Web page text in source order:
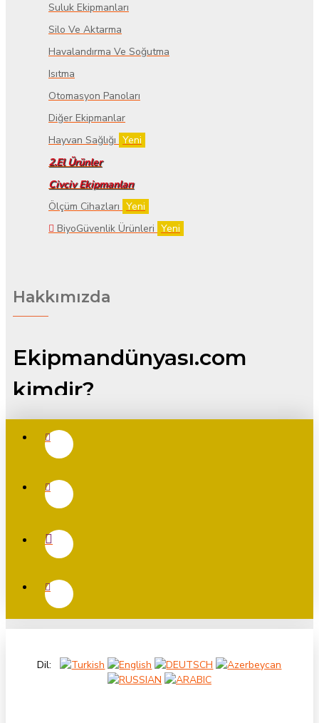
Suluk Ekipmanları
Silo Ve Aktarma
Havalandırma Ve Soğutma
Isıtma
Otomasyon Panoları
Diğer Ekipmanlar
Hayvan Sağlığı Yeni
2.El Ürünler
Civciv Ekipmanları
Ölçüm Cihazları Yeni
BiyoGüvenlik Ürünleri Yeni
Hakkımızda
Ekipmandünyası.com
kimdir?
Ekipman dünyası sektörel bazda ve sektörel olarak özel alt
başlıklarda biraz daha özele inerek, ekipman tedariği ve ikinci el
ekipman alınıp satımını kolaylaştırmak amaçı ila yayın hayatına
deneyimleri ve sektörlerin gereksiz karmaşık sistemlerden
arındırılarak basit ve etkili bir çatı altında toplanması ve biribirini
oluşturma arzusundadır.
Endüstriyel tavukçuluk, broiler ekipmanları, etçi tavuk
kümes ekipmanları ile başlayıp sonrasında diğer sektöe
ekipmanları da eklenerek devam edecektir.
Sebep çok basit aynı sektör içindeki ister yeni ister ikinci el olsun
Dil: